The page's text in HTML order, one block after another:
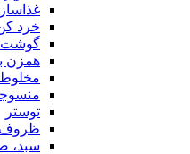
غذاساز
خرد
گوشت
همزن
توستر
ظروف
سبد،